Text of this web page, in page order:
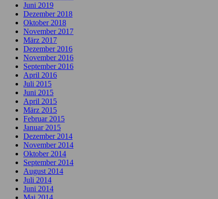
Juni 2019
Dezember 2018
Oktober 2018
November 2017
März 2017
Dezember 2016
November 2016
September 2016
April 2016
Juli 2015
Juni 2015
April 2015
März 2015
Februar 2015
Januar 2015
Dezember 2014
November 2014
Oktober 2014
September 2014
August 2014
Juli 2014
Juni 2014
Mai 2014